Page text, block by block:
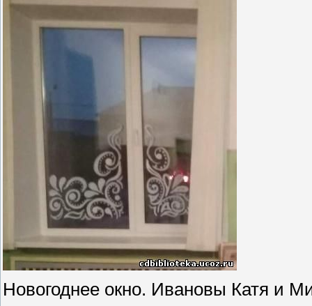
Новогоднее окно. Ивановы Катя и